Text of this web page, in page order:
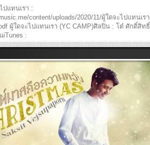
ร เปรมานนท์Bass : บุรินทร์​ สุภัครพงษ์กุลPiano : ศัก
Guitar : สมชาย ขำเลิศกุล, เรืองกิจ ยงปิยะกุล
ไตรนทีภักดีAcoustic Guitar : จิรายุส วรรธนะสิน, เ
ปิยะกุลKeyboards : บุรินทร์​ สุภัครพงษ์กุล
Chorus : ธัญญภรณ์ เหลืองเงินMixed and
Director/Graphic Designer : ธัญญภรณ์ เหลือง
: ชยุตพงศ์ กิตติมานะ
YOUTUBE :
user/crossoverbkkFACEBOOK :
crossovermusic.me/IG :
crossover.musicWEB :
: m.me/crossovermusic.meLINE :...
ปแทนเรา :
content/uploads/2020/11/ผู้ใดจะไปแทนเร
ผู้ใดจะไปแทนเรา (YC CAMP)ศิลปิน : โต๋ ศักดิ์สิท
iTunes :
th/album/1539441892Spotify :
th/album/PZzPUm6XTdPlJ8E6g43hfA==ยังมี
งยังคงมีความหวัง ที่คนไม่เข้าใจชีวิต ที่ยังไม่มีจุดหม
ใครช่วยนำวันเวลาที่เหลือ คงมีอีกไม่นานใครจะเป็น
ปันให้คนทุกคนได้ฟังเรื่องราวที่เป็นความหวัง ให้เขา
เรายอมตายที่บนกางเขน เพื่อคนทุก ๆ คนเรายอมทนแ
หม่เราจะใช้ผู้ใด และผู้ใดจะไปแทนเราผู้ใดจะไปแทน
เนื้อร้อง/ทำนอง/เรียบเรียง : เรืองกิจ ย
ธิ์ เวชสุภาพรChorus : วารุณี จันทรศิริรังษี, เรืองกิจ ย
องกิจ ยงปิยะกุลDrums : สรรเสริญ ดวงคำBass : บุริ
Guitar : เรืองกิจ ยงปิยะกุลMixed and Mastering :